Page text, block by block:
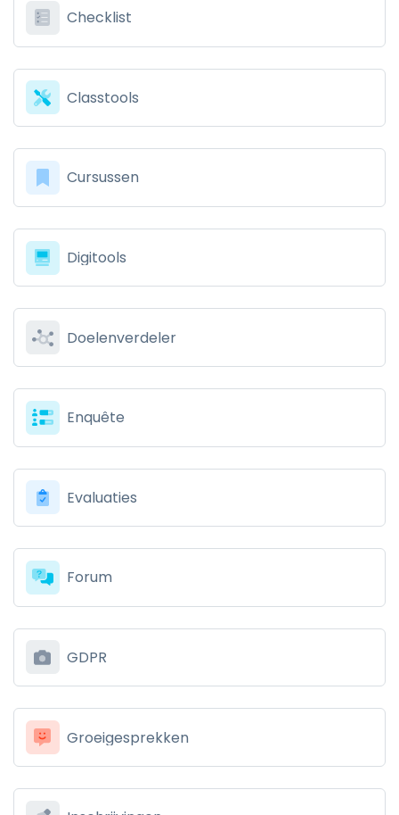
Checklist
Classtools
Cursussen
Digitools
Doelenverdeler
Enquête
Evaluaties
Forum
GDPR
Groeigesprekken